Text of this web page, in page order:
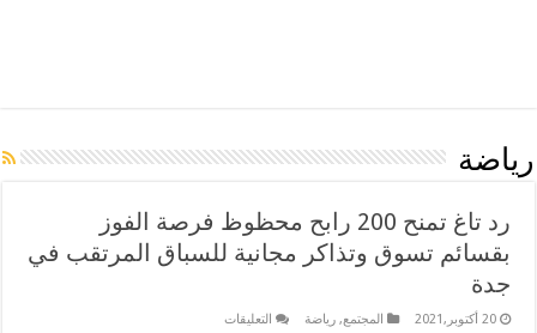
رياضة
رد تاغ تمنح 200 رابح محظوظ فرصة الفوز
بقسائم تسوق وتذاكر مجانية للسباق المرتقب في
جدة
20 أكتوبر,2021 المجتمع, رياضة التعليقاتعلى